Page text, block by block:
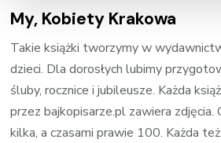
My, Kobiety Krakowa
Takie książki tworzymy w
dzieci. Dla dorosłych lubimy
śluby, rocznice i jubileusze. Każda
przez bajkopisarze.pl zawiera
kilka, a czasami prawie 100. Każda